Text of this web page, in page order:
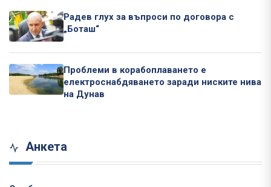
Радев глух за въпроси по договора с
„Боташ“
Проблеми в корабоплаването е
електроснабдяването заради ниските нива
на Дунав
Анкета